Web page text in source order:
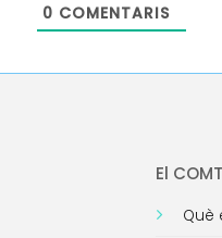
0 COMENTARIS
El COMT
Què